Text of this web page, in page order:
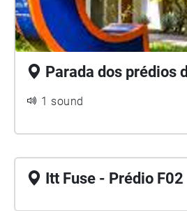
Parada dos prédios
1 sound
Itt Fuse - Prédio F02